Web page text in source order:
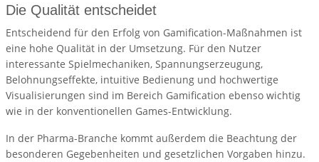
Die Qualität entscheidet
Entscheidend für den Erfolg von Gamification-Maßnahmen ist
eine hohe Qualität in der Umsetzung. Für den Nutzer
interessante Spielmechaniken, Spannungserzeugung,
Belohnungseffekte, intuitive Bedienung und hochwertige
Visualisierungen sind im Bereich Gamification ebenso wichtig
wie in der konventionellen Games-Entwicklung.
In der Pharma-Branche kommt außerdem die Beachtung der
besonderen Gegebenheiten und gesetzlichen Vorgaben hinzu.